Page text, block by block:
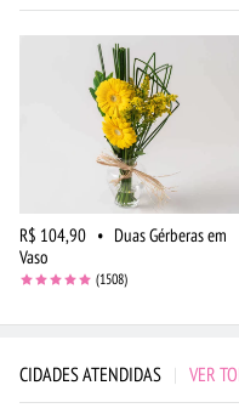
R$ 104,90 • Duas Gérberas em
Vaso
(1508)
CIDADES ATENDIDAS | VER